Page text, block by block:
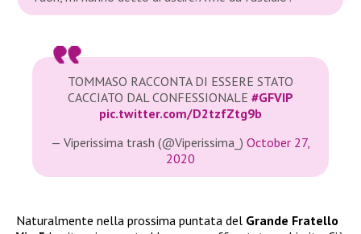
TOMMASO RACCONTA DI ESSERE STATO
CACCIATO DAL CONFESSIONALE #GFVIP
pic.twitter.com/D2tzfZtg9b
— Viperissima trash (@Viperissima_) October 27,
2020
Naturalmente nella prossima puntata del Grande Fratello